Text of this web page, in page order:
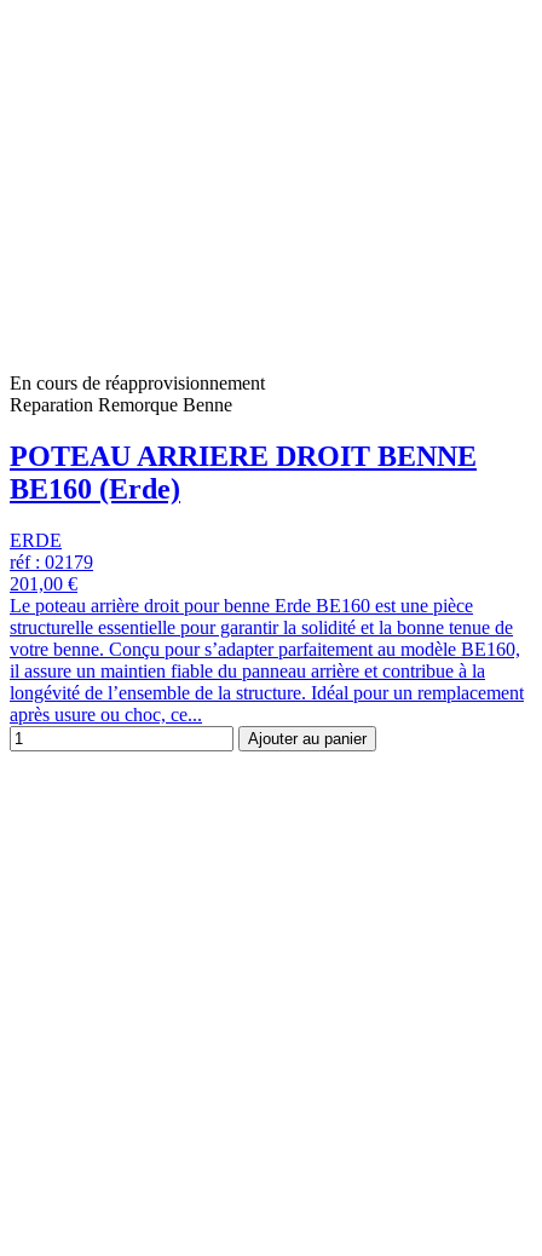
En cours de réapprovisionnement
Reparation Remorque Benne
POTEAU ARRIERE DROIT BENNE
BE160 (Erde)
ERDE
réf : 02179
201,00 €
Le poteau arrière droit pour benne Erde BE160 est une pièce
structurelle essentielle pour garantir la solidité et la bonne tenue de
votre benne. Conçu pour s’adapter parfaitement au modèle BE160,
il assure un maintien fiable du panneau arrière et contribue à la
longévité de l’ensemble de la structure. Idéal pour un remplacement
après usure ou choc, ce...
Ajouter au panier